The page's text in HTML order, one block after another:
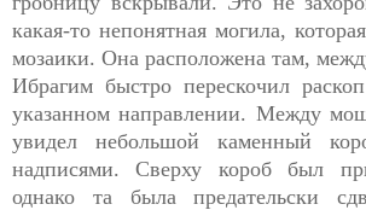
какая-то непонятная могила,
мозаики. Она расположена там,
Ибрагим быстро перескочил
указанном направлении. Между
увидел небольшой каменный
надписями. Сверху короб был
однако та была предательски